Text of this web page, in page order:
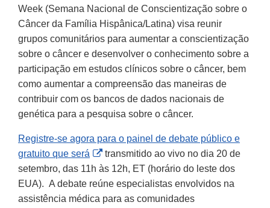
Week (Semana Nacional de Conscientização sobre o
Câncer da Família Hispânica/Latina) visa reunir
grupos comunitários para aumentar a conscientização
sobre o câncer e desenvolver o conhecimento sobre a
participação em estudos clínicos sobre o câncer, bem
como aumentar a compreensão das maneiras de
contribuir com os bancos de dados nacionais de
genética para a pesquisa sobre o câncer.
Registre-se agora para o painel de debate público e
gratuito que será
External
Link
Disclaimer
transmitido ao vivo no dia 20 de
setembro, das 11h às 12h, ET (horário do leste dos
EUA). A debate reúne especialistas envolvidos na
assistência médica para as comunidades